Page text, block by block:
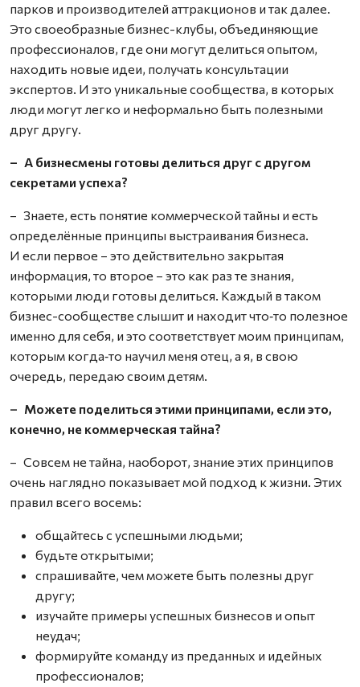
парков и производителей аттракционов и так далее.
Это своеобразные бизнес-клубы, объединяющие
профессионалов, где они могут делиться опытом,
находить новые идеи, получать консультации
экспертов. И это уникальные сообщества, в которых
люди могут легко и неформально быть полезными
друг другу.
– А бизнесмены готовы делиться друг с другом
секретами успеха?
– Знаете, есть понятие коммерческой тайны и есть
определённые принципы выстраивания бизнеса.
И если первое – это действительно закрытая
информация, то второе – это как раз те знания,
которыми люди готовы делиться. Каждый в таком
бизнес-сообществе слышит и находит что‑то полезное
именно для себя, и это соответствует моим принципам,
которым когда‑то научил меня отец, а я, в свою
очередь, передаю своим детям.
– Можете поделиться этими принципами, если это,
конечно, не коммерческая тайна?
– Совсем не тайна, наоборот, знание этих принципов
очень наглядно показывает мой подход к жизни. Этих
правил всего восемь:
общайтесь с успешными людьми;
будьте открытыми;
спрашивайте, чем можете быть полезны друг
другу;
изучайте примеры успешных бизнесов и опыт
неудач;
формируйте команду из преданных и идейных
профессионалов;